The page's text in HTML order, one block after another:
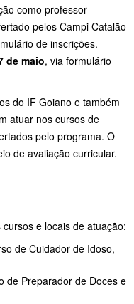
como professor
pelos Campi Catalão
de inscrições.
de maio, via formulário
do IF Goiano e também
atuar nos cursos de
pelo programa. O
de avaliação curricular.
e locais de atuação:
de Cuidador de Idoso,
de Preparador de Doces e